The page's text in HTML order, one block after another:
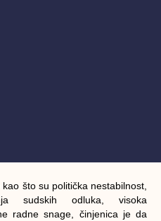
što su politička nestabilnost,
sudskih odluka, visoka
radne snage, činjenica je da